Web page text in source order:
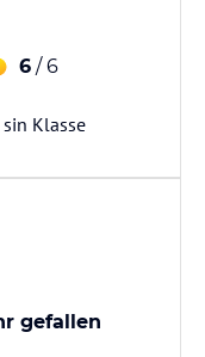
6 / 6
Klasse
gefallen